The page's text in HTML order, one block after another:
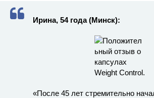
Ирина, 54 года (Минск):
«После 45 лет стремительно